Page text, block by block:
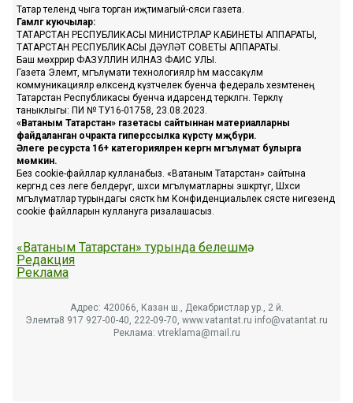
Татар телендә чыга торган иҗтимагый-сәяси газета.
Гамәлгә куючылар:
ТАТАРСТАН РЕСПУБЛИКАСЫ МИНИСТРЛАР КАБИНЕТЫ АППАРАТЫ,
ТАТАРСТАН РЕСПУБЛИКАСЫ ДӘҮЛӘТ СОВЕТЫ АППАРАТЫ.
Баш мөхәррир ФАЗУЛЛИН ИЛНАЗ ФАИС УЛЫ.
Газета Элемтә, мәгълүмати технологияләр һәм массакүләм
коммуникацияләр өлкәсендә күзәтчелек буенча федераль хезмәтенең
Татарстан Республикасы буенча идарәсендә теркәлгән. Теркәлү
таныклыгы: ПИ № ТУ16-01758, 23.08.2023.
«Ватаным Татарстан» газетасы сайтыннан материалларны
файдаланган очракта гиперссылка күрсәтү мәҗбүри.
Әлеге ресурста 16+ категорияләренә кергән мәгълүмат булырга
мөмкин.
Без cookie-файллар кулланабыз. «Ватаным Татарстан» сайтына
кергәндә сез әлеге белдерүгә, шәхси мәгълүматларны эшкәртүгә, Шәхси
мәгълүматлар турындагы сәясәткә һәм Конфиденциальлек сәясәте нигезендә
cookie файлларын куллануга ризалашасыз.
«Ватаным Татарстан» турында белешмә
Редакция
Реклама
Адрес: 420066, Казан ш., Декабристлар ур., 2 й.
Элемтә: 8 917 927-00-40, 222-09-70, www.vatantat.ru info@vatantat.ru
Реклама: vtreklama@mail.ru